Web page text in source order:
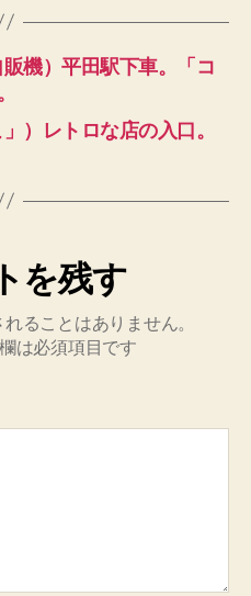
機）平田駅下車。「コ
）レトロな店の入口。
を残す
ることはありません。
は必須項目です